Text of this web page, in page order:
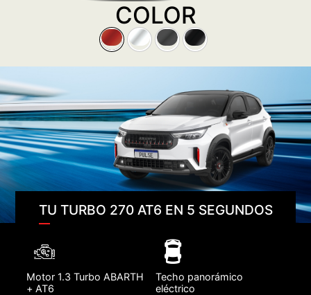
COLOR
TU TURBO 270 AT6 EN 5 SEGUNDOS
Motor 1.3 Turbo ABARTH
+ AT6
Techo panorámico
eléctrico